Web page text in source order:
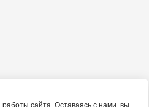
сайта. Оставаясь с нами, вы